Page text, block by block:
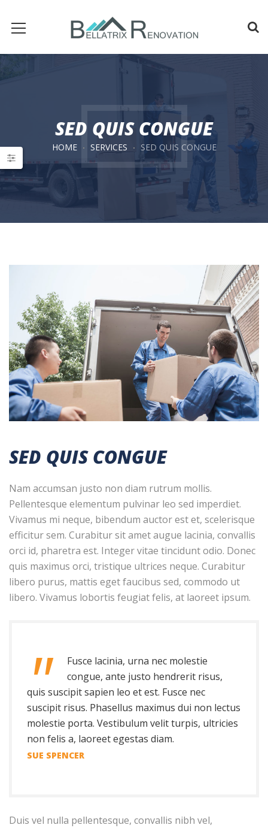
SED QUIS CONGUE
HOME SERVICES SED QUIS CONGUE
SED QUIS CONGUE
Nam accumsan justo non diam rutrum mollis.
Pellentesque elementum pulvinar leo sed imperdiet.
Vivamus mi neque, bibendum auctor est et, scelerisque
efficitur sem. Curabitur sit amet augue lacinia, convallis
orci id, pharetra est. Integer vitae tincidunt odio. Donec
quis maximus orci, tristique ultrices neque. Curabitur
libero purus, mattis eget faucibus sed, commodo ut
libero. Vivamus lobortis feugiat felis, at laoreet ipsum.
Fusce lacinia, urna nec molestie
congue, ante justo hendrerit risus,
quis suscipit sapien leo et est. Fusce nec
suscipit risus. Phasellus maximus dui non lectus
molestie porta. Vestibulum velit turpis, ultricies
non felis a, laoreet egestas diam.
SUE SPENCER
Duis vel nulla pellentesque, convallis nibh vel,